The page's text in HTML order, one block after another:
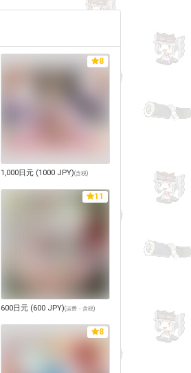
8
1,000日元 (1000 JPY)(含税)
11
600日元 (600 JPY)(运费・含税)
8